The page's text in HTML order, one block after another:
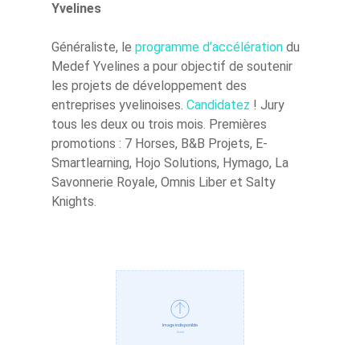
Yvelines
Généraliste, le programme d’accélération du
Medef Yvelines a pour objectif de soutenir
les projets de développement des
entreprises yvelinoises. Candidatez ! Jury
tous les deux ou trois mois. Premières
promotions : 7 Horses, B&B Projets, E-
Smartlearning, Hojo Solutions, Hymago, La
Savonnerie Royale, Omnis Liber et Salty
Knights.